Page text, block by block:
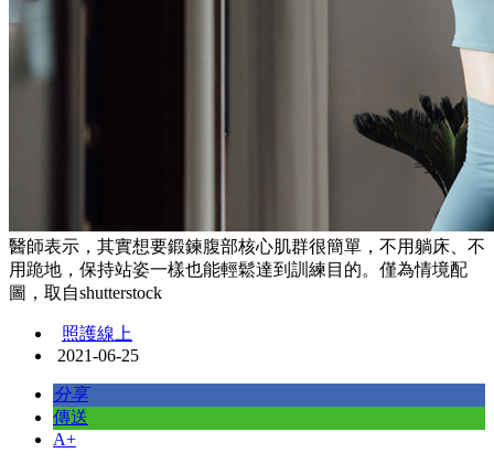
醫師表示，其實想要鍛鍊腹部核心肌群很簡單，不用躺床、不
用跪地，保持站姿一樣也能輕鬆達到訓練目的。僅為情境配
圖，取自shutterstock
照護線上
2021-06-25
分享
傳送
A+